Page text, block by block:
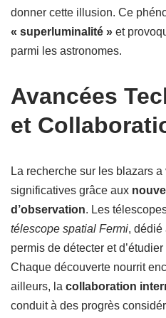
donner cette illusion. Ce
« superluminalité » et
parmi les astronomes.
Avancées
et
La recherche sur les blazars
significatives grâce aux
d’observation. Les
télescope spatial Fermi, dédié
permis de détecter et
Chaque découverte nourrit
ailleurs, la collaboration
conduit à des progrès